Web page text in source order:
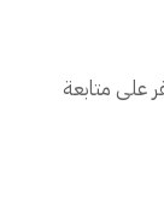
على متابعة